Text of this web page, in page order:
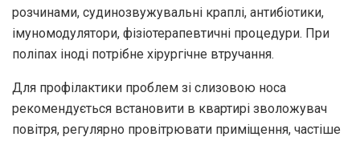
розчинами, судинозвужувальні краплі, антибіотики,
імуномодулятори, фізіотерапевтичні процедури. При
поліпах іноді потрібне хірургічне втручання.
Для профілактики проблем зі слизовою носа
рекомендується встановити в квартирі зволожувач
повітря, регулярно провітрювати приміщення, частіше